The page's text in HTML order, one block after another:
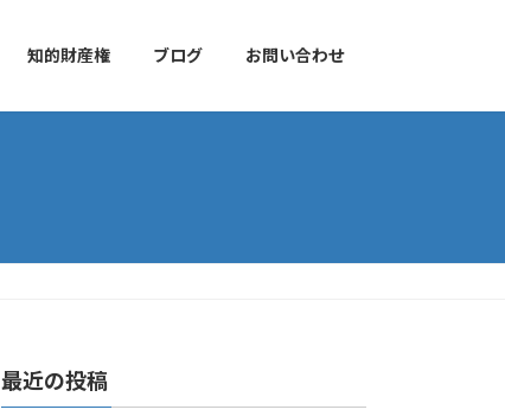
知的財産権 ブログ お問い合わせ
最近の投稿